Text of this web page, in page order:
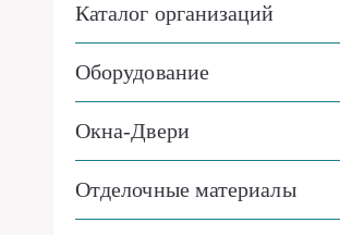
Каталог организаций
Оборудование
Окна-Двери
Отделочные материалы